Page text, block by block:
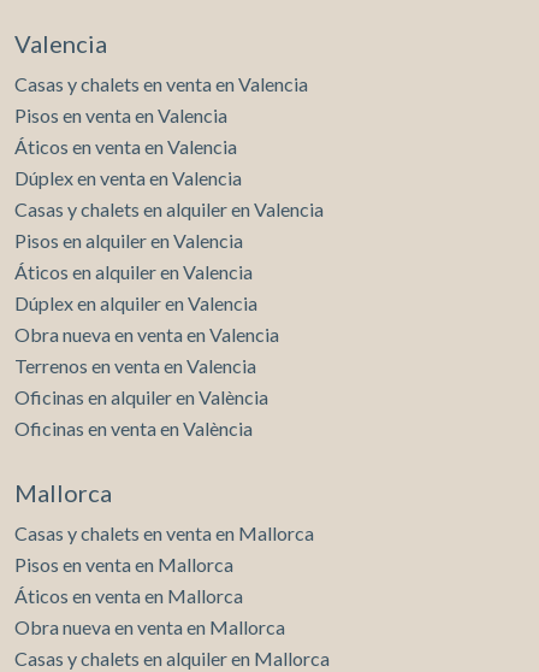
Valencia
Casas y chalets en venta en Valencia
Pisos en venta en Valencia
Áticos en venta en Valencia
Dúplex en venta en Valencia
Casas y chalets en alquiler en Valencia
Pisos en alquiler en Valencia
Áticos en alquiler en Valencia
Dúplex en alquiler en Valencia
Obra nueva en venta en Valencia
Terrenos en venta en Valencia
Oficinas en alquiler en València
Oficinas en venta en València
Mallorca
Casas y chalets en venta en Mallorca
Pisos en venta en Mallorca
Áticos en venta en Mallorca
Obra nueva en venta en Mallorca
Casas y chalets en alquiler en Mallorca